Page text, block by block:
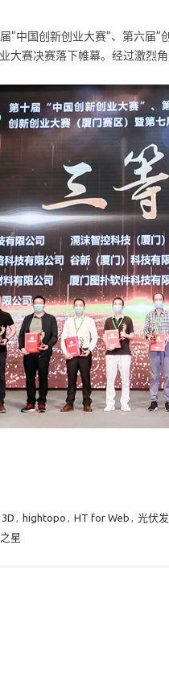
“中国创新创业大赛”、第六届
大赛决赛落下帷幕。经过激烈
3D , hightopo , HT for Web , 光伏
星